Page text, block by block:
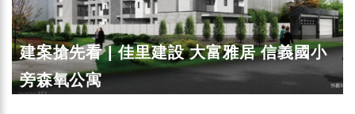
建案搶先看 | 佳里建設 大富雅居 信義國小
旁森氧公寓